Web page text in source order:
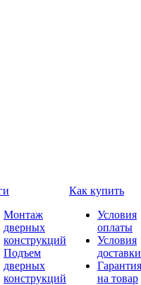
Монтаж
дверных
конструкций
Подъем
дверных
конструкций
Как купить
Условия
оплаты
Условия
доставки
Гарантия
на товар